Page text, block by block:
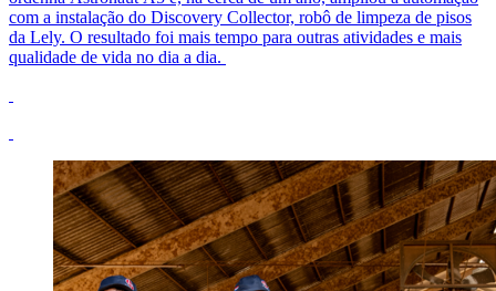
com a instalação do Discovery Collector, robô de limpeza de pisos
da Lely. O resultado foi mais tempo para outras atividades e mais
qualidade de vida no dia a dia.